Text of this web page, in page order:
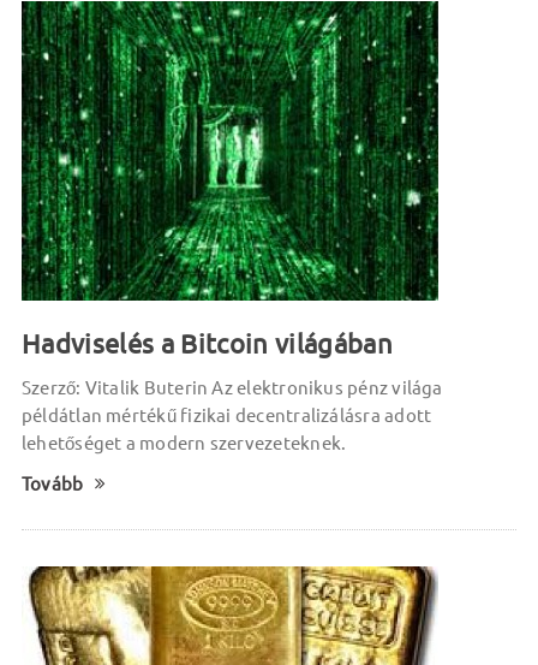
Hadviselés a Bitcoin világában
Szerző: Vitalik Buterin Az elektronikus pénz világa
példátlan mértékű fizikai decentralizálásra adott
lehetőséget a modern szervezeteknek.
Tovább